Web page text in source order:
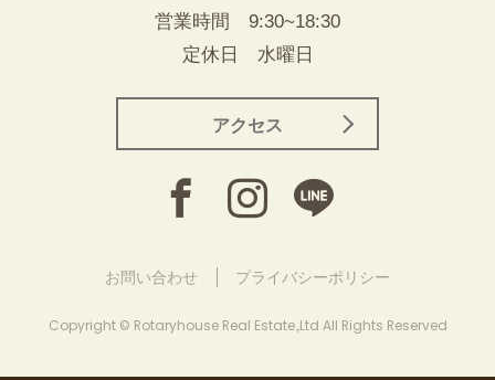
営業時間 9:30~18:30
定休日 水曜日
アクセス
お問い合わせ プライバシーポリシー
Copyright © Rotaryhouse Real Estate.,Ltd All Rights Reserved